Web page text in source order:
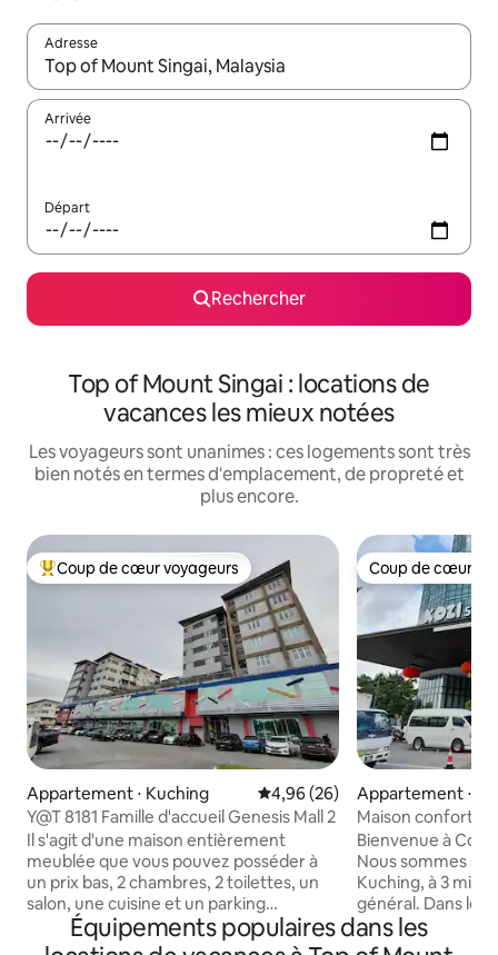
Adresse
Lorsque les résultats s'affichent, utilisez les flèches vers le
Arrivée
Départ
Rechercher
Top of Mount Singai : locations de
vacances les mieux notées
Les voyageurs sont unanimes : ces logements sont très
bien notés en termes d'emplacement, de propreté et
plus encore.
Coups de cœur voyageurs les plus appréciés
Coup de cœur voyageurs
Appartement ⋅ Kuching Évaluation moyenne sur la
4,96 (26)
Y@T 8181 Famille d'accueil Genesis Mall 2
Il s'agit d'une maison entièrement
meublée que vous pouvez posséder à
un prix bas, 2 chambres, 2 toilettes, un
salon, une cuisine et un parking
gratuit.Cette merveilleuse propriété est
située dans l'appartement au-dessus de
Coup de cœur
Coup de cœur
Appartement ⋅
Maison
de l'hôpital
Bienvenue à
Nous sommes
Kuching, à 3
général. Dans le bâtiment, vous
trouverez un
restaurants, un
Équipements populaires dans les